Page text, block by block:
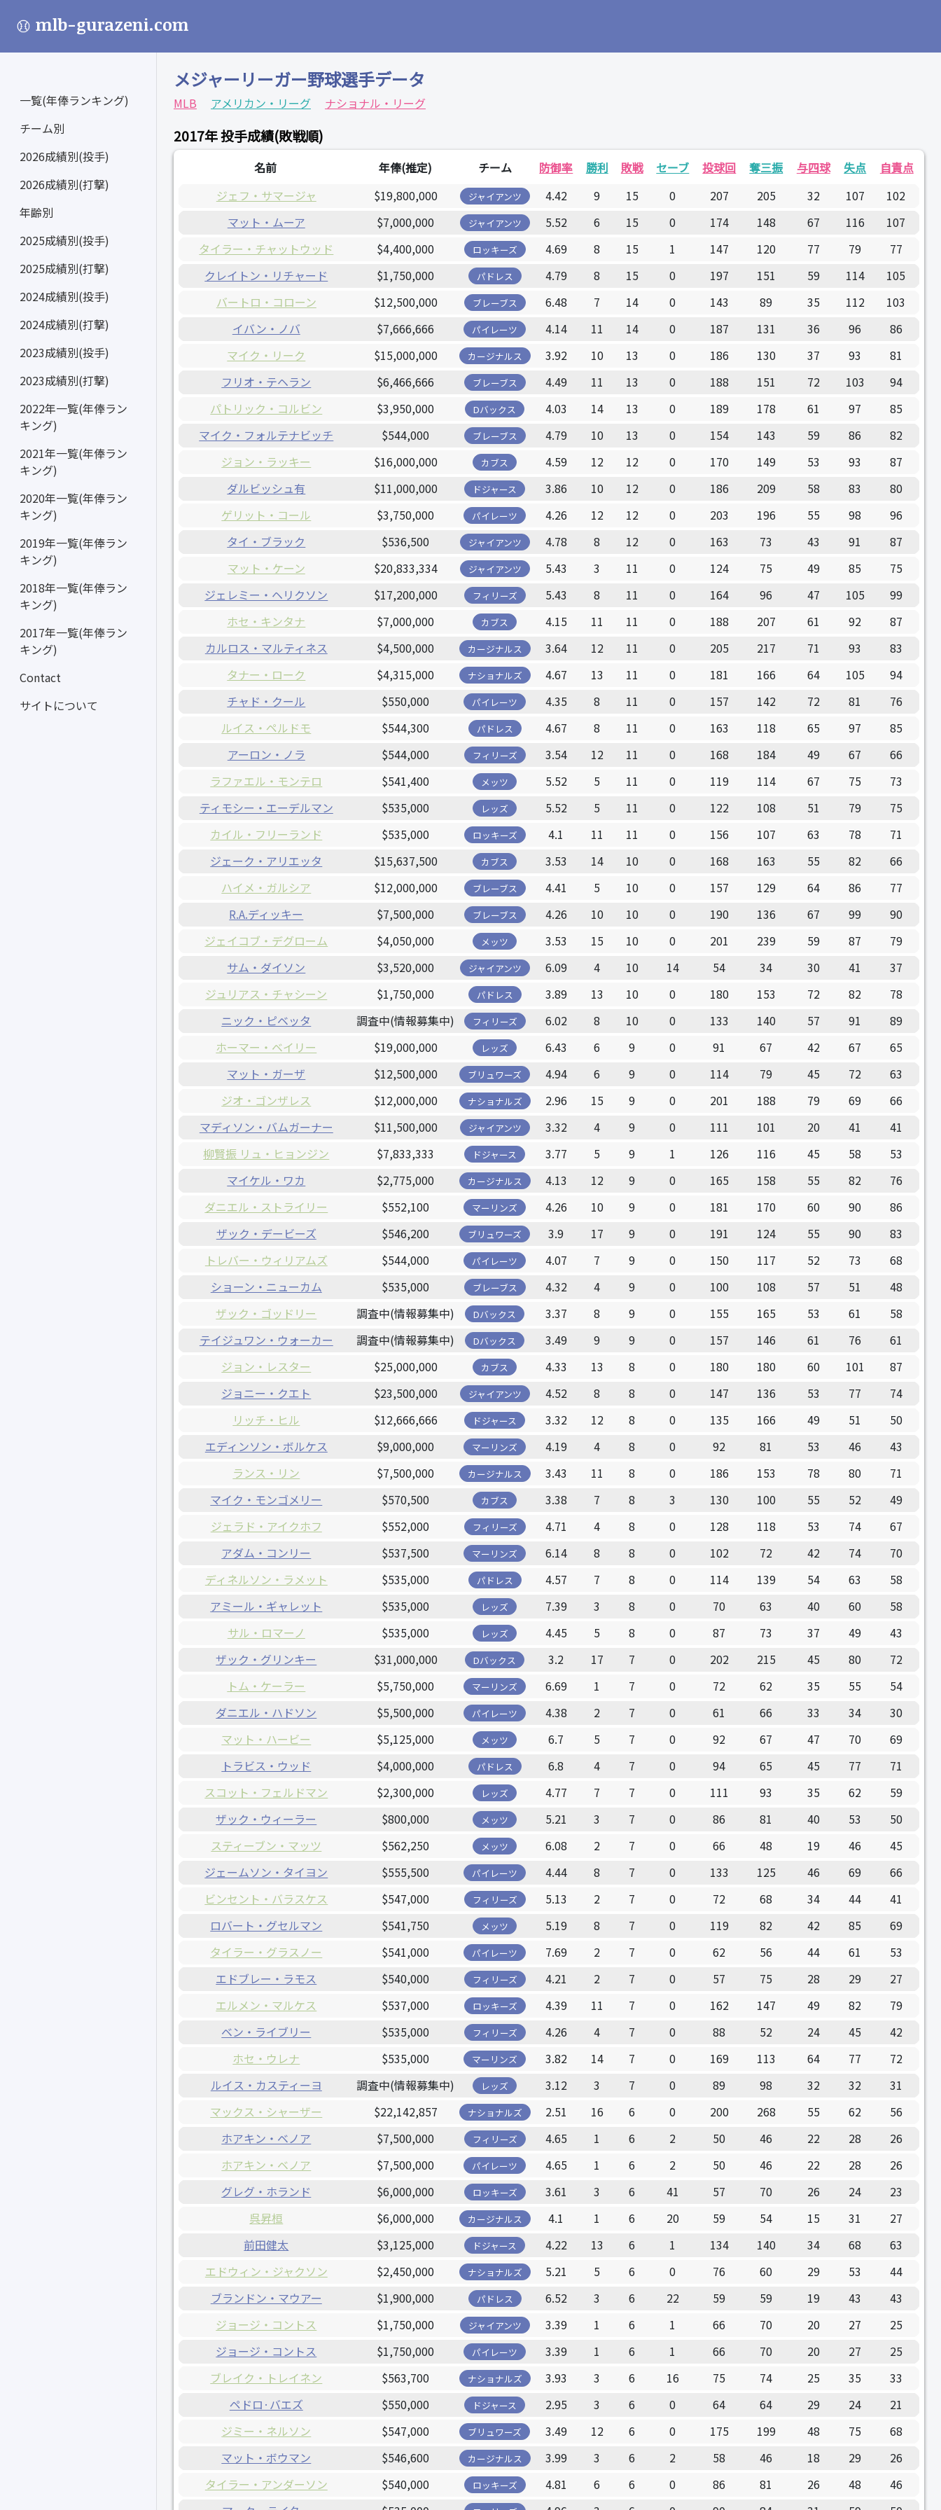
mlb-gurazeni.com
一覧(年俸ランキング)
チーム別
2026成績別(投手)
2026成績別(打撃)
年齢別
2025成績別(投手)
2025成績別(打撃)
2024成績別(投手)
2024成績別(打撃)
2023成績別(投手)
2023成績別(打撃)
2022年一覧(年俸ラン
キング)
2021年一覧(年俸ラン
キング)
2020年一覧(年俸ラン
キング)
2019年一覧(年俸ラン
キング)
2018年一覧(年俸ラン
キング)
2017年一覧(年俸ラン
キング)
Contact
サイトについて
メジャーリーガー野球選手データ
MLB アメリカン・リーグ ナショナル・リーグ
2017年 投手成績(敗戦順)
名前 年俸(推定) チーム 防御率 勝利 敗戦 セーブ 投球回 奪三振 与四球 失点
自責点
ジェフ・サマージャ
$19,800,000 ジャイアンツ 4.42 9 15 0 207 205 32 107
102
マット・ムーア
$7,000,000 ジャイアンツ 5.52 6 15 0 174 148 67 116
107
タイラー・チャットウッド
$4,400,000 ロッキーズ 4.69 8 15 1 147 120 77 79
77
クレイトン・リチャード
$1,750,000 パドレス 4.79 8 15 0 197 151 59 114
105
バートロ・コローン
$12,500,000 ブレーブス 6.48 7 14 0 143 89 35 112
103
イバン・ノバ
$7,666,666 パイレーツ 4.14 11 14 0 187 131 36 96
86
マイク・リーク
$15,000,000 カージナルス 3.92 10 13 0 186 130 37 93
81
フリオ・テヘラン
$6,466,666 ブレーブス 4.49 11 13 0 188 151 72 103
94
パトリック・コルビン
$3,950,000 Dバックス 4.03 14 13 0 189 178 61 97
85
マイク・フォルテナビッチ
$544,000 ブレーブス 4.79 10 13 0 154 143 59 86
82
ジョン・ラッキー
$16,000,000 カブス 4.59 12 12 0 170 149 53 93
87
ダルビッシュ有
$11,000,000 ドジャース 3.86 10 12 0 186 209 58 83
80
ゲリット・コール
$3,750,000 パイレーツ 4.26 12 12 0 203 196 55 98
96
タイ・ブラック
$536,500 ジャイアンツ 4.78 8 12 0 163 73 43 91
87
マット・ケーン
$20,833,334 ジャイアンツ 5.43 3 11 0 124 75 49 85
75
ジェレミー・ヘリクソン
$17,200,000 フィリーズ 5.43 8 11 0 164 96 47 105
99
ホセ・キンタナ
$7,000,000 カブス 4.15 11 11 0 188 207 61 92
87
カルロス・マルティネス
$4,500,000 カージナルス 3.64 12 11 0 205 217 71 93
83
タナー・ローク
$4,315,000 ナショナルズ 4.67 13 11 0 181 166 64 105
94
チャド・クール
$550,000 パイレーツ 4.35 8 11 0 157 142 72 81
76
ルイス・ペルドモ
$544,300 パドレス 4.67 8 11 0 163 118 65 97
85
アーロン・ノラ
$544,000 フィリーズ 3.54 12 11 0 168 184 49 67
66
ラファエル・モンテロ
$541,400 メッツ 5.52 5 11 0 119 114 67 75
73
ティモシー・エーデルマン
$535,000 レッズ 5.52 5 11 0 122 108 51 79
75
カイル・フリーランド
$535,000 ロッキーズ 4.1 11 11 0 156 107 63 78
71
ジェーク・アリエッタ
$15,637,500 カブス 3.53 14 10 0 168 163 55 82
66
ハイメ・ガルシア
$12,000,000 ブレーブス 4.41 5 10 0 157 129 64 86
77
R.A.ディッキー
$7,500,000 ブレーブス 4.26 10 10 0 190 136 67 99
90
ジェイコブ・デグローム
$4,050,000 メッツ 3.53 15 10 0 201 239 59 87
79
サム・ダイソン
$3,520,000 ジャイアンツ 6.09 4 10 14 54 34 30 41
37
ジュリアス・チャシーン
$1,750,000 パドレス 3.89 13 10 0 180 153 72 82
78
ニック・ピベッタ
調査中(情報募集中) フィリーズ 6.02 8 10 0 133 140 57 91
89
ホーマー・ベイリー
$19,000,000 レッズ 6.43 6 9 0 91 67 42 67
65
マット・ガーザ
$12,500,000 ブリュワーズ 4.94 6 9 0 114 79 45 72
63
ジオ・ゴンザレス
$12,000,000 ナショナルズ 2.96 15 9 0 201 188 79 69
66
マディソン・バムガーナー
$11,500,000 ジャイアンツ 3.32 4 9 0 111 101 20 41
41
柳賢振 リュ・ヒョンジン
$7,833,333 ドジャース 3.77 5 9 1 126 116 45 58
53
マイケル・ワカ
$2,775,000 カージナルス 4.13 12 9 0 165 158 55 82
76
ダニエル・ストライリー
$552,100 マーリンズ 4.26 10 9 0 181 170 60 90
86
ザック・デービーズ
$546,200 ブリュワーズ 3.9 17 9 0 191 124 55 90
83
トレバー・ウィリアムズ
$544,000 パイレーツ 4.07 7 9 0 150 117 52 73
68
ショーン・ニューカム
$535,000 ブレーブス 4.32 4 9 0 100 108 57 51
48
ザック・ゴッドリー
調査中(情報募集中) Dバックス 3.37 8 9 0 155 165 53 61
58
テイジュワン・ウォーカー
調査中(情報募集中) Dバックス 3.49 9 9 0 157 146 61 76
61
ジョン・レスター
$25,000,000 カブス 4.33 13 8 0 180 180 60 101
87
ジョニー・クエト
$23,500,000 ジャイアンツ 4.52 8 8 0 147 136 53 77
74
リッチ・ヒル
$12,666,666 ドジャース 3.32 12 8 0 135 166 49 51
50
エディンソン・ボルケス
$9,000,000 マーリンズ 4.19 4 8 0 92 81 53 46
43
ランス・リン
$7,500,000 カージナルス 3.43 11 8 0 186 153 78 80
71
マイク・モンゴメリー
$570,500 カブス 3.38 7 8 3 130 100 55 52
49
ジェラド・アイクホフ
$552,000 フィリーズ 4.71 4 8 0 128 118 53 74
67
アダム・コンリー
$537,500 マーリンズ 6.14 8 8 0 102 72 42 74
70
ディネルソン・ラメット
$535,000 パドレス 4.57 7 8 0 114 139 54 63
58
アミール・ギャレット
$535,000 レッズ 7.39 3 8 0 70 63 40 60
58
サル・ロマーノ
$535,000 レッズ 4.45 5 8 0 87 73 37 49
43
ザック・グリンキー
$31,000,000 Dバックス 3.2 17 7 0 202 215 45 80
72
トム・ケーラー
$5,750,000 マーリンズ 6.69 1 7 0 72 62 35 55
54
ダニエル・ハドソン
$5,500,000 パイレーツ 4.38 2 7 0 61 66 33 34
30
マット・ハービー
$5,125,000 メッツ 6.7 5 7 0 92 67 47 70
69
トラビス・ウッド
$4,000,000 パドレス 6.8 4 7 0 94 65 45 77
71
スコット・フェルドマン
$2,300,000 レッズ 4.77 7 7 0 111 93 35 62
59
ザック・ウィーラー
$800,000 メッツ 5.21 3 7 0 86 81 40 53
50
スティーブン・マッツ
$562,250 メッツ 6.08 2 7 0 66 48 19 46
45
ジェームソン・タイヨン
$555,500 パイレーツ 4.44 8 7 0 133 125 46 69
66
ビンセント・バラスケス
$547,000 フィリーズ 5.13 2 7 0 72 68 34 44
41
ロバート・グセルマン
$541,750 メッツ 5.19 8 7 0 119 82 42 85
69
タイラー・グラスノー
$541,000 パイレーツ 7.69 2 7 0 62 56 44 61
53
エドブレー・ラモス
$540,000 フィリーズ 4.21 2 7 0 57 75 28 29
27
エルメン・マルケス
$537,000 ロッキーズ 4.39 11 7 0 162 147 49 82
79
ベン・ライブリー
$535,000 フィリーズ 4.26 4 7 0 88 52 24 45
42
ホセ・ウレナ
$535,000 マーリンズ 3.82 14 7 0 169 113 64 77
72
ルイス・カスティーヨ
調査中(情報募集中) レッズ 3.12 3 7 0 89 98 32 32
31
マックス・シャーザー
$22,142,857 ナショナルズ 2.51 16 6 0 200 268 55 62
56
ホアキン・ベノア
$7,500,000 フィリーズ 4.65 1 6 2 50 46 22 28
26
ホアキン・ベノア
$7,500,000 パイレーツ 4.65 1 6 2 50 46 22 28
26
グレグ・ホランド
$6,000,000 ロッキーズ 3.61 3 6 41 57 70 26 24
23
呉昇桓
$6,000,000 カージナルス 4.1 1 6 20 59 54 15 31
27
前田健太
$3,125,000 ドジャース 4.22 13 6 1 134 140 34 68
63
エドウィン・ジャクソン
$2,450,000 ナショナルズ 5.21 5 6 0 76 60 29 53
44
ブランドン・マウアー
$1,900,000 パドレス 6.52 3 6 22 59 59 19 43
43
ジョージ・コントス
$1,750,000 ジャイアンツ 3.39 1 6 1 66 70 20 27
25
ジョージ・コントス
$1,750,000 パイレーツ 3.39 1 6 1 66 70 20 27
25
ブレイク・トレイネン
$563,700 ナショナルズ 3.93 3 6 16 75 74 25 35
33
ペドロ·バエズ
$550,000 ドジャース 2.95 3 6 0 64 64 29 24
21
ジミー・ネルソン
$547,000 ブリュワーズ 3.49 12 6 0 175 199 48 75
68
マット・ボウマン
$546,600 カージナルス 3.99 3 6 2 58 46 18 29
26
タイラー・アンダーソン
$540,000 ロッキーズ 4.81 6 6 0 86 81 26 48
46